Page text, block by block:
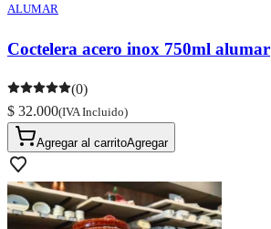
ALUMAR
Coctelera acero inox 750ml alumar
(0)
$ 32.000(IVA Incluido)
Agregar al carritoAgregar